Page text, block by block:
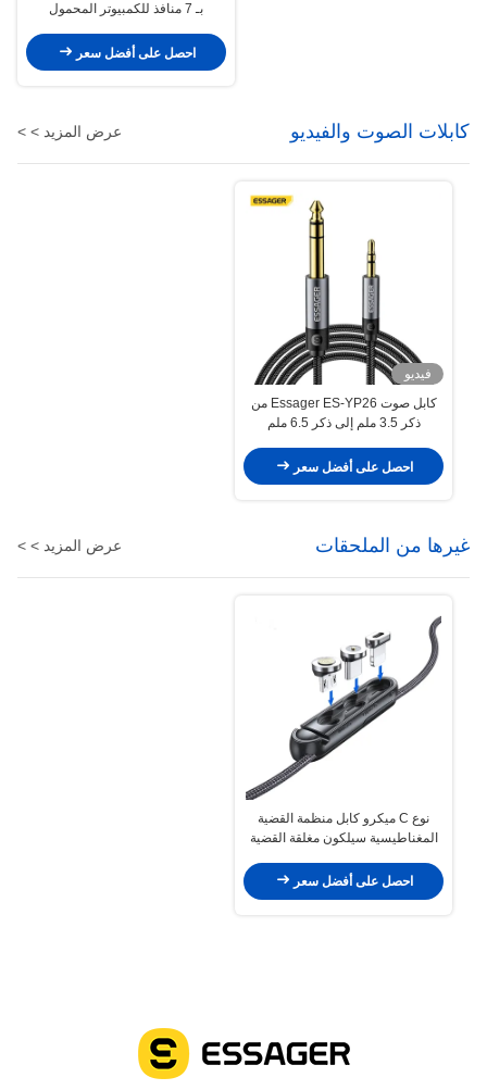
بـ 7 منافذ للكمبيوتر المحمول
بسرعة 5 جيجابت في الثانية
احصل على أفضل سعر
كابلات الصوت والفيديو عرض المزيد > >
فيديو
كابل صوت Essager ES-YP26 من
ذكر 3.5 ملم إلى ذكر 6.5 ملم
والجيتار والخلاط
احصل على أفضل سعر
غيرها من الملحقات عرض المزيد > >
نوع C ميكرو كابل منظمة القضية
المغناطيسية سيلكون مغلقة القضية
احصل على أفضل سعر